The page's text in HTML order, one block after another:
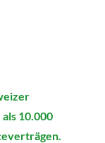
10.000